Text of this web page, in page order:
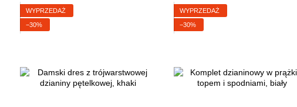
WYPRZEDAŻ
−30%
WYPRZEDAŻ
−30%